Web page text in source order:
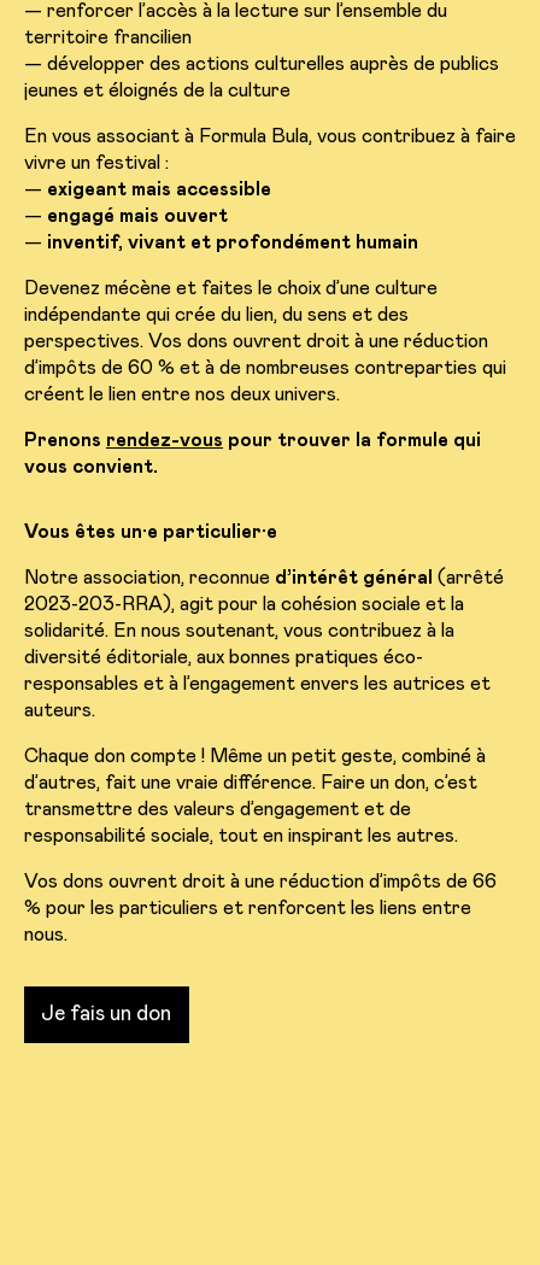
— renforcer l’accès à la lecture sur l’ensemble du
territoire francilien
— développer des actions culturelles auprès de publics
jeunes et éloignés de la culture
En vous associant à Formula Bula, vous contribuez à faire
vivre un festival :
— exigeant mais accessible
— engagé mais ouvert
— inventif, vivant et profondément humain
Devenez mécène et faites le choix d’une culture
indépendante qui crée du lien, du sens et des
perspectives. Vos dons ouvrent droit à une réduction
d’impôts de 60 % et à de nombreuses contreparties qui
créent le lien entre nos deux univers.
Prenons rendez-vous pour trouver la formule qui
vous convient.
Vous êtes un·e particulier·e
Notre association, reconnue d’intérêt général (arrêté
2023-203-RRA), agit pour la cohésion sociale et la
solidarité. En nous soutenant, vous contribuez à la
diversité éditoriale, aux bonnes pratiques éco-
responsables et à l’engagement envers les autrices et
auteurs.
Chaque don compte ! Même un petit geste, combiné à
d’autres, fait une vraie différence. Faire un don, c’est
transmettre des valeurs d’engagement et de
responsabilité sociale, tout en inspirant les autres.
Vos dons ouvrent droit à une réduction d’impôts de 66
% pour les particuliers et renforcent les liens entre
nous.
Je fais un don